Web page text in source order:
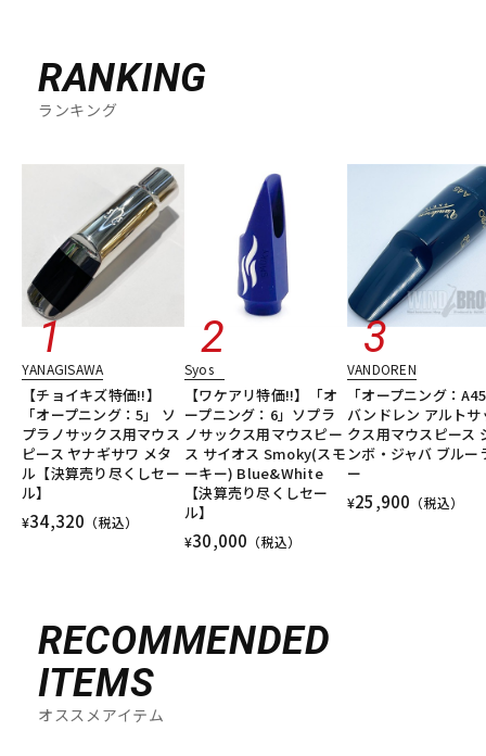
RANKING
ランキング
YANAGISAWA
【チョイキズ特価!!】
「オープニング：5」 ソ
プラノサックス用マウス
ピース ヤナギサワ メタ
ル【決算売り尽くしセー
ル】
¥34,320 （税込）
Syos
【ワケアリ特価!!】「オ
ープニング：6」ソプラ
ノサックス用マウスピー
ス サイオス Smoky(スモ
ーキー) Blue&White
【決算売り尽くしセー
ル】
¥30,000 （税込）
VANDOREN
「オープニング：
バンドレン アルトサ
クス用マウスピース
ンボ・ジャバ ブルー
ー
¥25,900 （税込）
RECOMMENDED
ITEMS
オススメアイテム